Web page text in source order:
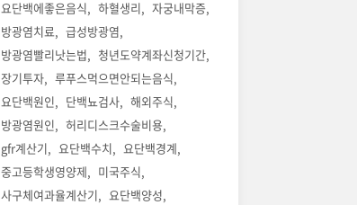
요단백에좋은음식
하혈생리
자궁내막증
방광염치료
급성방광염
방광염빨리낫는법
청년도약계좌신청기간
장기투자
루푸스먹으면안되는음식
요단백원인
단백뇨검사
해외주식
방광염원인
허리디스크수술비용
gfr계산기
요단백수치
요단백경계
중고등학생영양제
미국주식
사구체여과율계산기
요단백양성